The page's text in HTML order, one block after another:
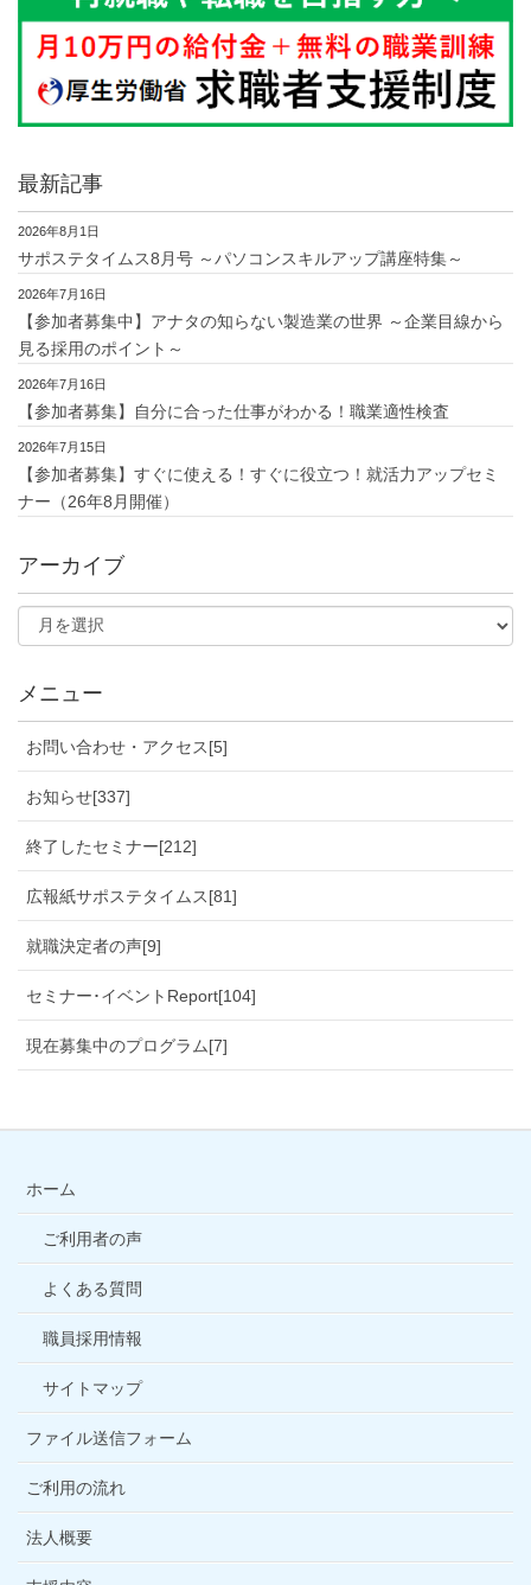
最新記事
2026年8月1日
サポステタイムス8月号 ～パソコンスキルアップ講座特集～
2026年7月16日
【参加者募集中】アナタの知らない製造業の世界 ～企業目線から
見る採用のポイント～
2026年7月16日
【参加者募集】自分に合った仕事がわかる！職業適性検査
2026年7月15日
【参加者募集】すぐに使える！すぐに役立つ！就活力アップセミ
ナー（26年8月開催）
アーカイブ
メニュー
お問い合わせ・アクセス[5]
お知らせ[337]
終了したセミナー[212]
広報紙サポステタイムス[81]
就職決定者の声[9]
セミナー･イベントReport[104]
現在募集中のプログラム[7]
ホーム
ご利用者の声
よくある質問
職員採用情報
サイトマップ
ファイル送信フォーム
ご利用の流れ
法人概要